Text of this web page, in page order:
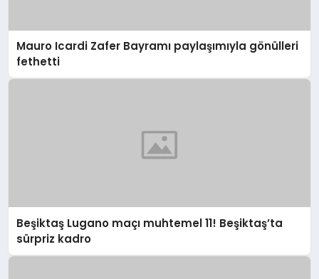
Mauro Icardi Zafer Bayramı paylaşımıyla gönülleri
fethetti
Beşiktaş Lugano maçı muhtemel 11! Beşiktaş’ta
sürpriz kadro